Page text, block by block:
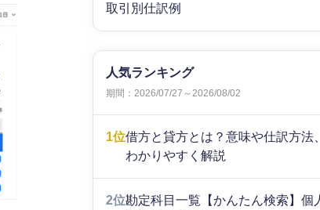
取引別仕訳例
人気ランキング
期間：2026/07/27～2026/08/02
1位借方と貸方とは？意味や仕訳方法
わかりやすく解説
2位勘定科目一覧【かんたん検索】個